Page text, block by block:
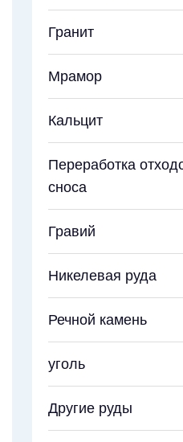
Гранит
Мрамор
Кальцит
Переработка
сноса
Гравий
Никелевая руда
Речной камень
уголь
Другие руды